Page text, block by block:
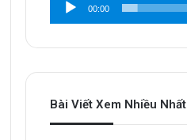
00:00
Bài Viết Xem Nhiều Nhất